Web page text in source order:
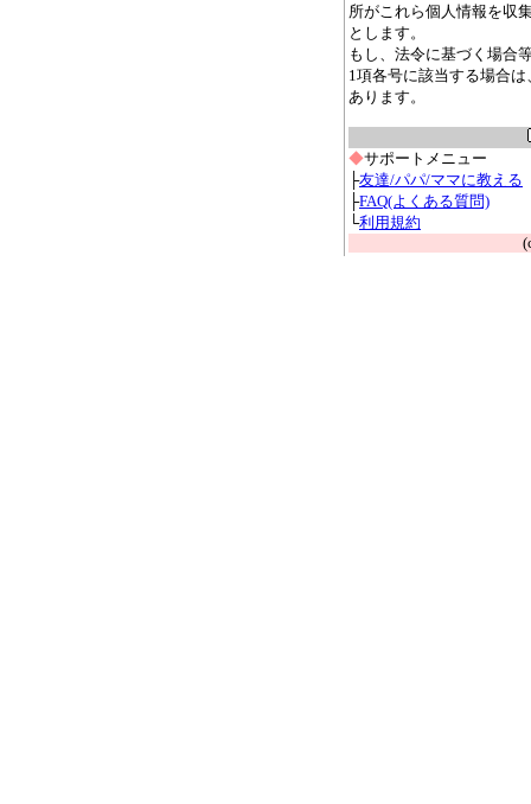
所がこれら個人情報を収
とします。
もし、法令に基づく場合
1項各号に該当する場合
あります。
◆サポートメニュー
├友達/パパ/ママに教える
├FAQ(よくある質問)
└利用規約